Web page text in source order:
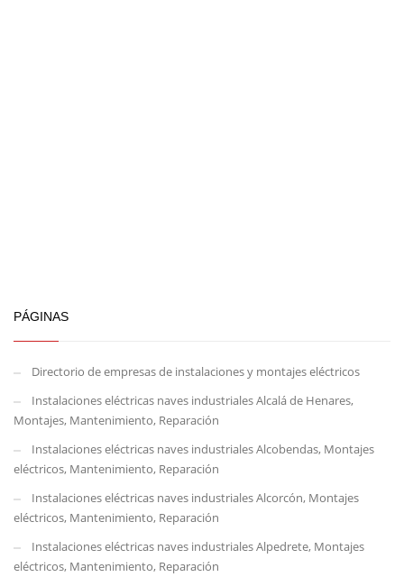
PÁGINAS
Directorio de empresas de instalaciones y montajes eléctricos
Instalaciones eléctricas naves industriales Alcalá de Henares,
Montajes, Mantenimiento, Reparación
Instalaciones eléctricas naves industriales Alcobendas, Montajes
eléctricos, Mantenimiento, Reparación
Instalaciones eléctricas naves industriales Alcorcón, Montajes
eléctricos, Mantenimiento, Reparación
Instalaciones eléctricas naves industriales Alpedrete, Montajes
eléctricos, Mantenimiento, Reparación